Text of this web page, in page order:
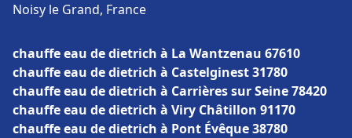
Noisy le Grand, France
chauffe eau de dietrich à La Wantzenau 67610
chauffe eau de dietrich à Castelginest 31780
chauffe eau de dietrich à Carrières sur Seine 78420
chauffe eau de dietrich à Viry Châtillon 91170
chauffe eau de dietrich à Pont Évêque 38780